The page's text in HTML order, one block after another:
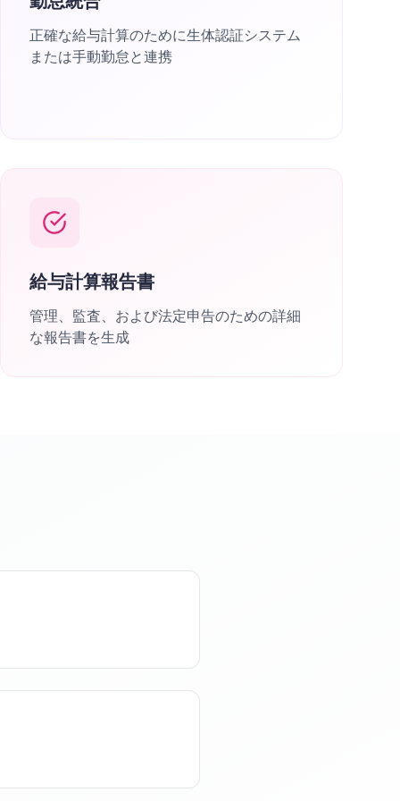
正確な給与計算のために生体認証システム
または手動勤怠と連携
給与計算報告書
管理、監査、および法定申告のための詳細
な報告書を生成